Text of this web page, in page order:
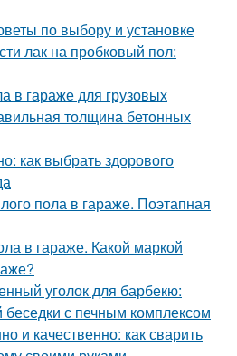
по выбору и установке
лак на пробковый пол:
в гараже для грузовых
толщина бетонных
как выбрать здорового
пола в гараже. Поэтапная
в гараже. Какой маркой
уголок для барбекю:
беседки с печным комплексом
и качественно: как сварить